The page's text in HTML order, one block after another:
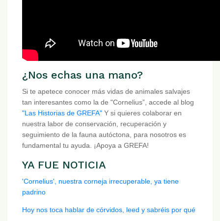
¿Nos echas una mano?
Si te apetece conocer más vidas de animales salvajes
tan interesantes como la de "Cornelius”, accede al blog
"Las Historias de GREFA" Y si quieres colaborar en
nuestra labor de conservación, recuperación y
seguimiento de la fauna autóctona, para nosotros es
fundamental tu ayuda. ¡Apoya a GREFA!
YA FUE NOTICIA
'Cornelius', nuestra corneja irrecuperable, ya tiene
padrino
Hoy nos toca hablar de córvidos, leed y sabréis por qué